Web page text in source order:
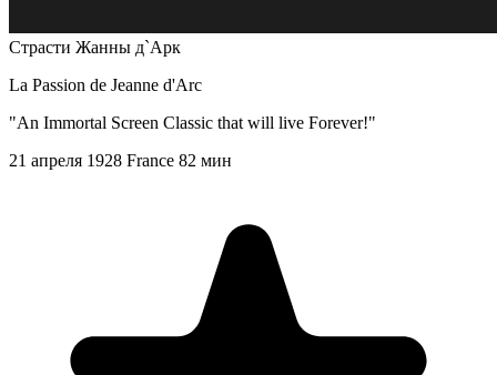
Страсти Жанны д`Арк
La Passion de Jeanne d'Arc
"An Immortal Screen Classic that will live Forever!"
21 апреля 1928 France 82 мин